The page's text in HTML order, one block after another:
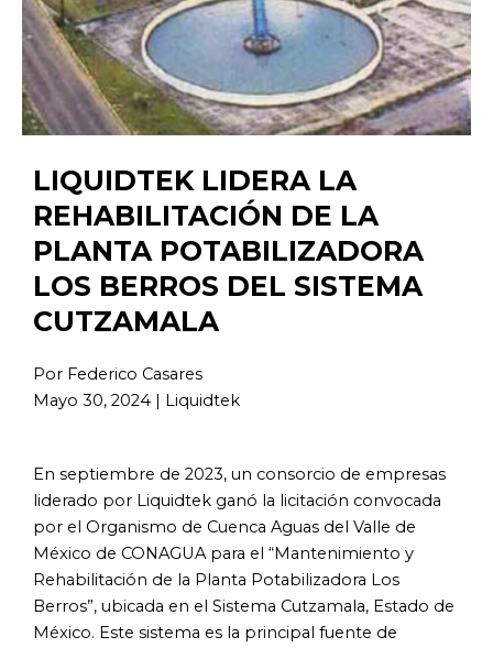
LIQUIDTEK LIDERA LA
REHABILITACIÓN DE LA
PLANTA POTABILIZADORA
LOS BERROS DEL SISTEMA
CUTZAMALA
Por Federico Casares
Mayo 30, 2024 | Liquidtek
En septiembre de 2023, un consorcio de empresas
liderado por Liquidtek ganó la licitación convocada
por el Organismo de Cuenca Aguas del Valle de
México de CONAGUA para el “Mantenimiento y
Rehabilitación de la Planta Potabilizadora Los
Berros”, ubicada en el Sistema Cutzamala, Estado de
México. Este sistema es la principal fuente de